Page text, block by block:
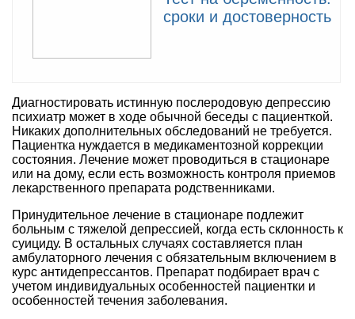
сроки и достоверность
Диагностировать истинную послеродовую депрессию
психиатр может в ходе обычной беседы с пациенткой.
Никаких дополнительных обследований не требуется.
Пациентка нуждается в медикаментозной коррекции
состояния. Лечение может проводиться в стационаре
или на дому, если есть возможность контроля приемов
лекарственного препарата родственниками.
Принудительное лечение в стационаре подлежит
больным с тяжелой депрессией, когда есть склонность к
суициду. В остальных случаях составляется план
амбулаторного лечения с обязательным включением в
курс антидепрессантов. Препарат подбирает врач с
учетом индивидуальных особенностей пациентки и
особенностей течения заболевания.